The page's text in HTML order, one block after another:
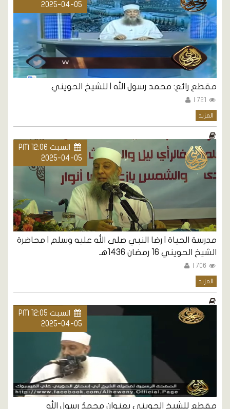
2025-04-05
مقطع رائع: محمد رسول الله | للشيخ الحويني
المزيد
السبت PM 12:06
2025-04-05
مدرسة الحياة | رضا النبي صلى الله عليه وسلم | محاضرة
الشيخ الحويني 16 رمضان 1436هـ
المزيد
السبت PM 12:05
2025-04-05
مقطع للشيخ الحويني بعنوان محمدٌ رسول الله